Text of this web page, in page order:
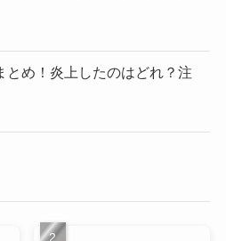
とめ！炎上したのはどれ？注